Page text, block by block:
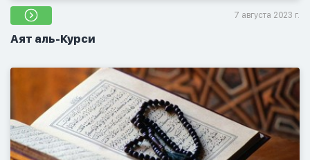
7 августа 2023 г.
Аят аль-Курси